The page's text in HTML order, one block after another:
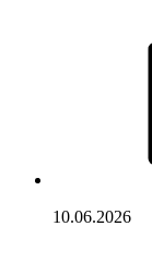
10.06.2026